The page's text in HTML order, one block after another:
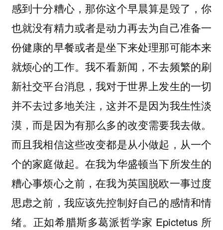
感到十分糟心，那你这个早晨算是毁了，你
也就没有精力或者是动力再去为自己准备一
份健康的早餐或者是坐下来处理那可能本来
就烦心的工作。我不看新闻，不去频繁的刷
新社交平台消息，我对于世界上发生的一切
并不去过多地关注，这并不是因为我生性淡
漠，而是因为有那么多的改变需要我去做。
而且我相信这些改变都是从小做起，从一个
个的家庭做起。在我为华盛顿当下所发生的
糟心事烦心之前，在我为英国脱欧一事过度
思虑之前，我应该先控制好自己的感情和情
绪。正如希腊斯多葛派哲学家 Epictetus 所